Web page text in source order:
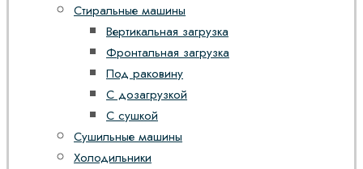
Стиральные машины
Вертикальная загрузка
Фронтальная загрузка
Под раковину
С дозагрузкой
С сушкой
Сушильные машины
Холодильники